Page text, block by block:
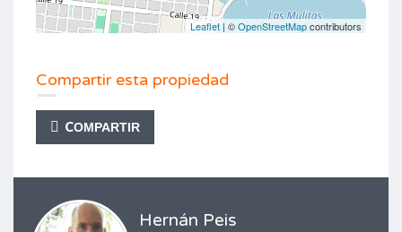
Leaflet | ©OpenStreetMapcontributors
Compartir esta propiedad
COMPARTIR
Hernán Peis